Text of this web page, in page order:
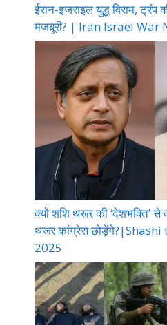
ईरान-इजराइल युद्ध विराम, ट्रंप
मजबूरी? | Iran Israel War
क्यों शशि थरूर की ‘देशभक्ति’ से
थरूर कांग्रेस
2025